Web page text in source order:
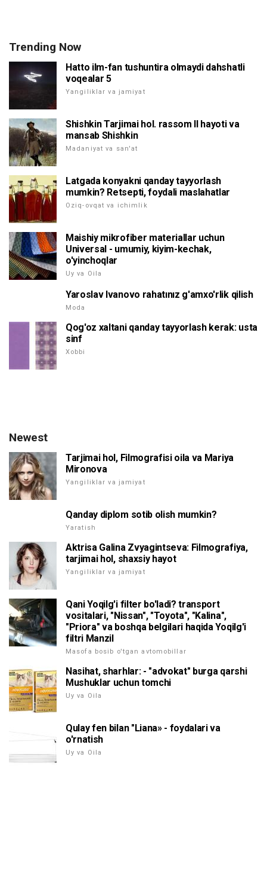
Trending Now
Hatto ilm-fan tushuntira olmaydi dahshatli
voqealar 5
Yangiliklar va jamiyat
Shishkin Tarjimai hol. rassom II hayoti va
mansab Shishkin
Madaniyat va san'at
Latgada konyakni qanday tayyorlash
mumkin? Retsepti, foydali maslahatlar
Oziq-ovqat va ichimlik
Maishiy mikrofiber materiallar uchun
Universal - umumiy, kiyim-kechak,
o'yinchoqlar
Uy va Oila
Yaroslav Ivanovo rahatınız g'amxo'rlik qilish
Moda
Qog'oz xaltani qanday tayyorlash kerak: usta
sinf
Xobbi
Newest
Tarjimai hol, Filmografisi oila va Mariya
Mironova
Yangiliklar va jamiyat
Qanday diplom sotib olish mumkin?
Yaratish
Aktrisa Galina Zvyagintseva: Filmografiya,
tarjimai hol, shaxsiy hayot
Yangiliklar va jamiyat
Qani Yoqilg'i filter bo'ladi? transport
vositalari, "Nissan", "Toyota", "Kalina",
"Priora" va boshqa belgilari haqida Yoqilg'i
filtri Manzil
Masofa bosib o'tgan avtomobillar
Nasihat, sharhlar: - "advokat" burga qarshi
Mushuklar uchun tomchi
Uy va Oila
Qulay fen bilan "Liana» - foydalari va
o'rnatish
Uy va Oila